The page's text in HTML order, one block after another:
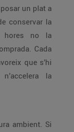
un plat a
conservar la
hores no la
Cada
que s’hi
la
ambient. Si